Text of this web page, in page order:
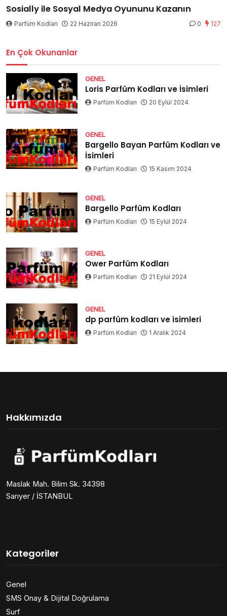
Sosially ile Sosyal Medya Oyununu Kazanın
Parfüm Kodları 22 Haziran 2026 0 127
En Çok Okunanlar
GENEL
Loris Parfüm Kodları ve İsimleri
Parfüm Kodları 20 Eylül 2024
GENEL
Bargello Bayan Parfüm Kodları ve
İsimleri
Parfüm Kodları 15 Kasım 2024
GENEL
Bargello Parfüm Kodları
Parfüm Kodları 15 Eylül 2024
GENEL
Ower Parfüm Kodları
Parfüm Kodları 21 Eylül 2024
GENEL
dp parfüm kodları ve isimleri
Parfüm Kodları 1 Aralık 2024
Hakkımızda
Maslak Mah. Bilim Sk. 34398
Sarıyer / İSTANBUL
Kategoriler
Genel
SMS Onay & Dijital Doğrulama
Surf